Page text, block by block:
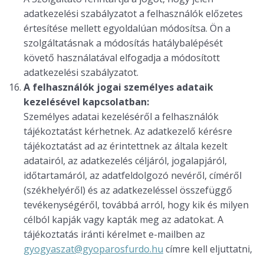
adatkezelési szabályzatot a felhasználók előzetes
értesítése mellett egyoldalúan módosítsa. Ön a
szolgáltatásnak a módosítás hatálybalépését
követő használatával elfogadja a módosított
adatkezelési szabályzatot.
A felhasználók jogai személyes adataik
kezelésével kapcsolatban:
Személyes adatai kezeléséről a felhasználók
tájékoztatást kérhetnek. Az adatkezelő kérésre
tájékoztatást ad az érintettnek az általa kezelt
adatairól, az adatkezelés céljáról, jogalapjáról,
időtartamáról, az adatfeldolgozó nevéről, címéről
(székhelyéről) és az adatkezeléssel összefüggő
tevékenységéről, továbbá arról, hogy kik és milyen
célból kapják vagy kapták meg az adatokat. A
tájékoztatás iránti kérelmet e-mailben az
gyogyaszat@gyoparosfurdo.hu címre kell eljuttatni,